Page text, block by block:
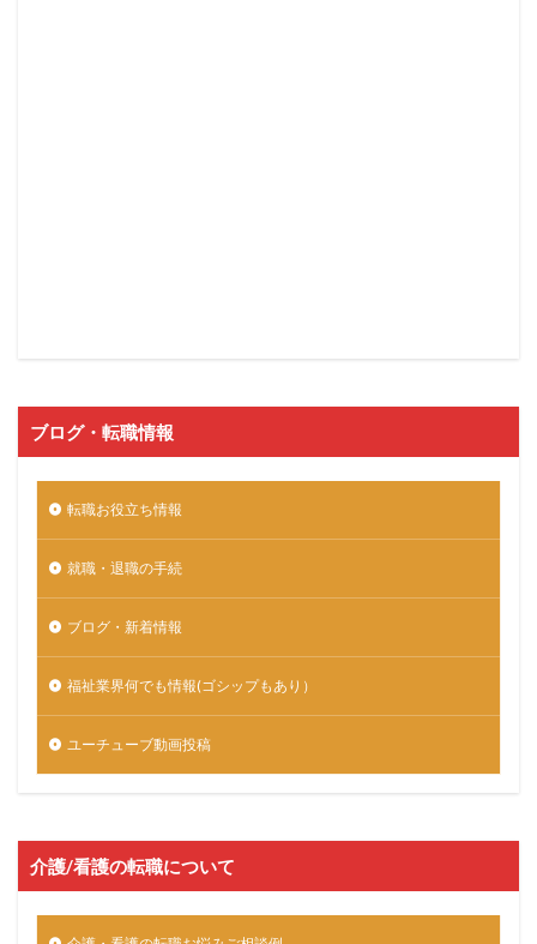
ブログ・転職情報
転職お役立ち情報
就職・退職の手続
ブログ・新着情報
福祉業界何でも情報(ゴシップもあり）
ユーチューブ動画投稿
介護/看護の転職について